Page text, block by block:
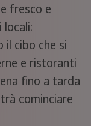
fresco e
il cibo che si
e ristoranti
fino a tarda
cominciare